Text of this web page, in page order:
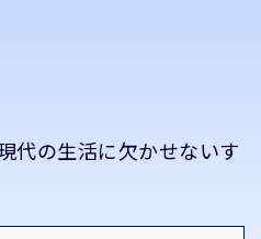
代の生活に欠かせないす